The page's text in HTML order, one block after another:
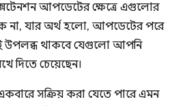
আপডেটের ক্ষেত্রে এগুলোর
না, যার অর্থ হলো, আপডেটের পরে
উপলব্ধ থাকবে যেগুলো আপনি
দিতে চেয়েছেন।
সক্রিয় করা যেতে পারে এমন